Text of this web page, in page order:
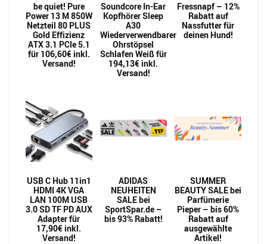
be quiet! Pure
Power 13 M 850W
Netzteil 80 PLUS
Gold Effizienz
ATX 3.1 PCIe 5.1
für 106,60€ inkl.
Versand!
Soundcore In-Ear
Kopfhörer Sleep
A30
Wiederverwendbarer
Ohrstöpsel
Schlafen Weiß für
194,13€ inkl.
Versand!
Fressnapf – 12%
Rabatt auf
Nassfutter für
deinen Hund!
USB C Hub 11in1
HDMI 4K VGA
LAN 100M USB
3.0 SD TF PD AUX
Adapter für
17,90€ inkl.
Versand!
ADIDAS
NEUHEITEN
SALE bei
SportSpar.de –
bis 93% Rabatt!
SUMMER
BEAUTY SALE bei
Parfümerie
Pieper – bis 60%
Rabatt auf
ausgewählte
Artikel!